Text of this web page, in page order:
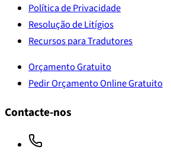
Política de Privacidade
Resolução de Litígios
Recursos para Tradutores
Orçamento Gratuito
Pedir Orçamento Online Gratuito
Contacte-nos